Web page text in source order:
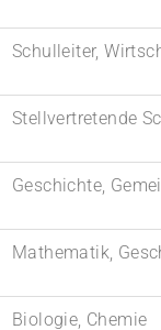
Schulleiter,
Stellvertretende
Geschichte,
Mathematik,
Biologie, Chemie